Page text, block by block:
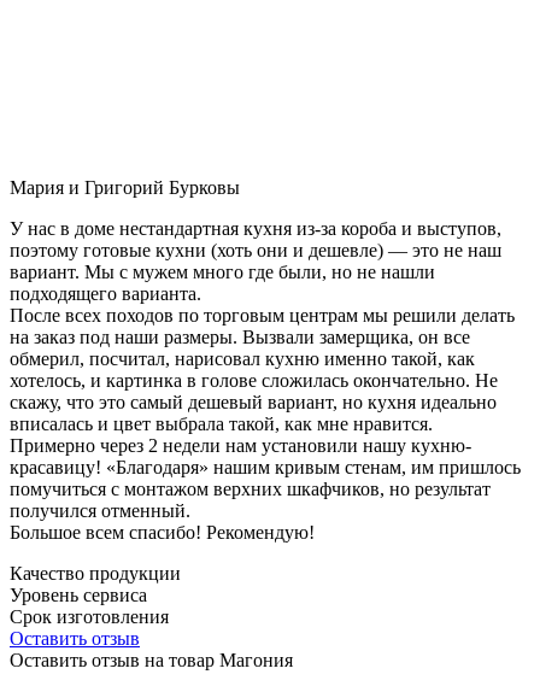
Мария и Григорий Бурковы
У нас в доме нестандартная кухня из-за короба и выступов,
поэтому готовые кухни (хоть они и дешевле) — это не наш
вариант. Мы с мужем много где были, но не нашли
подходящего варианта.
После всех походов по торговым центрам мы решили делать
на заказ под наши размеры. Вызвали замерщика, он все
обмерил, посчитал, нарисовал кухню именно такой, как
хотелось, и картинка в голове сложилась окончательно. Не
скажу, что это самый дешевый вариант, но кухня идеально
вписалась и цвет выбрала такой, как мне нравится.
Примерно через 2 недели нам установили нашу кухню-
красавицу! «Благодаря» нашим кривым стенам, им пришлось
помучиться с монтажом верхних шкафчиков, но результат
получился отменный.
Большое всем спасибо! Рекомендую!
Качество продукции
Уровень сервиса
Срок изготовления
Оставить отзыв
Оставить отзыв на товар Магония